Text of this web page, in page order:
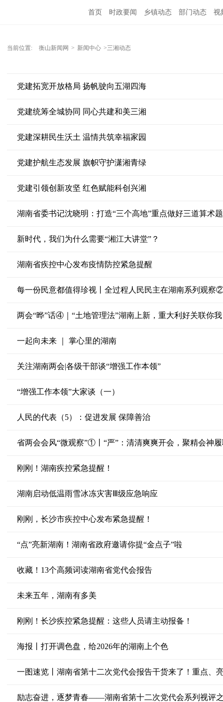
首页 时政要闻 乡镇动态 部门动态 视
当前位置: 衡山新闻网 > 新闻中心 >三湘动态
党建拓宽开放格局 扬帆驶向五湖四海
党建统筹全城协同 同心共建和美三湘
党建深耕民生沃土 温情共筑幸福家园
党建护航生态发展 旗帜守护潇湘青绿
党建引领创新攻坚 红色赋能科创兴湘
湖南省委书记沈晓明：打造“三个高地”重点做好三道算术题
新时代，我们为什么需要“湘江大讲堂”？
湖南省疾控中心发布疫情防控紧急提醒
每一份民意都值得珍视丨全过程人民民主在湖南系列观察
两会“晔”话④｜“土地管理法”湖南上新，重大利好关联你我
一起向未来 ｜ 掌心里的湖南
关注湖南两会|各级干部谈“增强工作本领”
“增强工作本领”大家谈（一）
人民的代表（5）：促进发展 保障善治
省两会会风“微观察”①丨“严”：清清爽爽开会，聚精会神
刚刚！湖南疾控紧急提醒！
湖南启动低温雨雪冰冻灾害Ⅲ级应急响应
刚刚，长沙市疾控中心发布紧急提醒！
“点”亮新湖南！湖南省政府邀请你提“金点子”啦
收藏！13个高频词读湖南省党代会报告
未来五年，湖南有多美
刚刚！长沙疾控紧急提醒：这些人员请主动报备！
海报丨打开调色盘，给2026年的湖南上个色
一图速览丨湖南省第十二次党代会报告干货来了！重点、
励志奋进，逐梦青春——湖南省第十二次党代会系列视评